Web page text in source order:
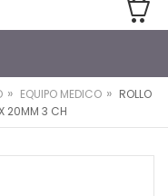
» EQUIPO MEDICO » ROLLO
20MM 3 CH